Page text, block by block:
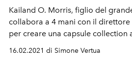
Kailand O. Morris, figlio del
collabora a 4 mani con il direttore
per creare una capsule collection
16.02.2021 di Simone Vertua